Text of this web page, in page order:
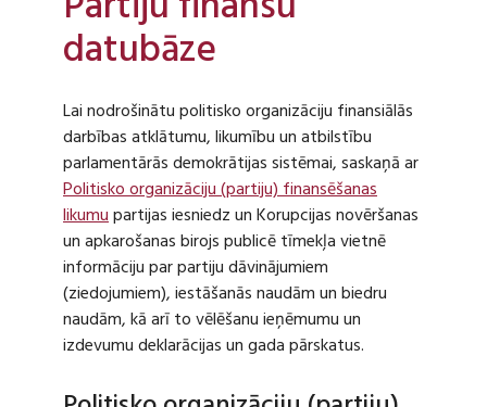
datubāze
Lai nodrošinātu politisko organizāciju finansiālās
darbības atklātumu, likumību un atbilstību
parlamentārās demokrātijas sistēmai, saskaņā ar
Politisko organizāciju (partiju) finansēšanas
likumupartijas iesniedz un Korupcijas novēršanas
un apkarošanas birojs publicē tīmekļa vietnē
informāciju par partiju dāvinājumiem
(ziedojumiem), iestāšanās naudām un biedru
naudām, kā arī to vēlēšanu ieņēmumu un
izdevumu deklarācijas un gada pārskatus.